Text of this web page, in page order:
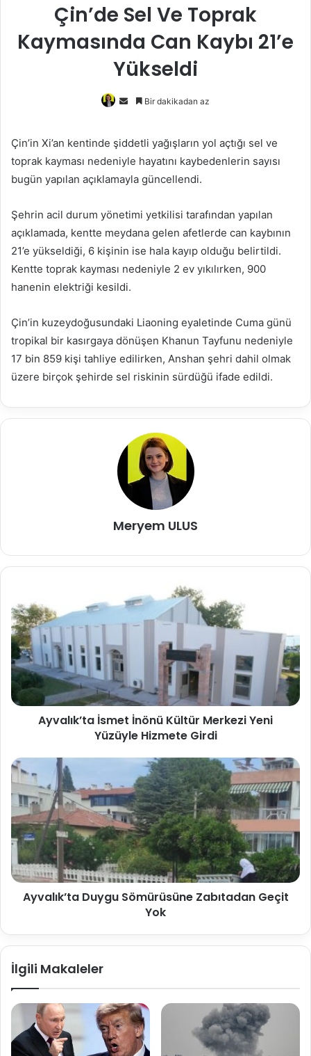
Çin’de Sel Ve Toprak
Kaymasında Can Kaybı 21’e
Yükseldi
Bir
göndermek
Bir dakikadan az
Çin’in Xi’an kentinde şiddetli yağışların yol açtığı sel ve
toprak kayması nedeniyle hayatını kaybedenlerin sayısı
bugün yapılan açıklamayla güncellendi.
Şehrin acil durum yönetimi yetkilisi tarafından yapılan
açıklamada, kentte meydana gelen afetlerde can kaybının
21’e yükseldiği, 6 kişinin ise hala kayıp olduğu belirtildi.
Kentte toprak kayması nedeniyle 2 ev yıkılırken, 900
hanenin elektriği kesildi.
Çin’in kuzeydoğusundaki Liaoning eyaletinde Cuma günü
tropikal bir kasırgaya dönüşen Khanun Tayfunu nedeniyle
17 bin 859 kişi tahliye edilirken, Anshan şehri dahil olmak
üzere birçok şehirde sel riskinin sürdüğü ifade edildi.
Meryem ULUS
Ayvalık’ta İsmet İnönü Kültür Merkezi Yeni
Yüzüyle Hizmete Girdi
Ayvalık’ta Duygu Sömürüsüne Zabıtadan Geçit
Yok
İlgili Makaleler